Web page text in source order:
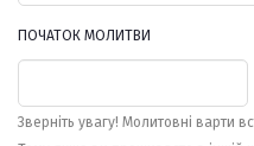
ПОЧАТОК МОЛИТВИ
Зверніть увагу! Молитовні варти